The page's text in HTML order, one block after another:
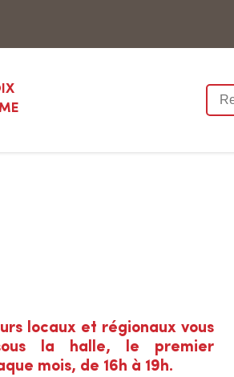
e
u
locaux et régionaux vous
la halle, le premier
mois, de 16h à 19h.